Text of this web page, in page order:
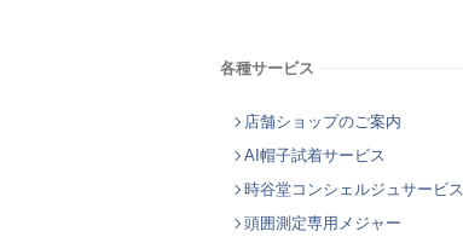
各種サービス
店舗ショップのご案内
AI帽子試着サービス
時谷堂コンシェルジュサービス
頭囲測定専用メジャー